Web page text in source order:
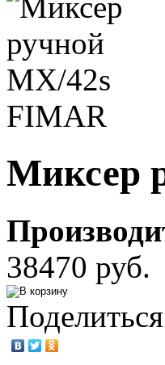
Миксер
38470 руб.